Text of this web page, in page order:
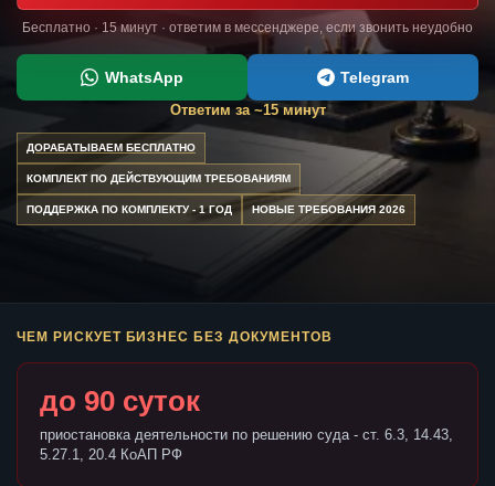
Бесплатно · 15 минут · ответим в мессенджере, если звонить неудобно
WhatsApp Telegram
Ответим за ~15 минут
ДОРАБАТЫВАЕМ БЕСПЛАТНО
КОМПЛЕКТ ПО ДЕЙСТВУЮЩИМ ТРЕБОВАНИЯМ
ПОДДЕРЖКА ПО КОМПЛЕКТУ - 1 ГОД НОВЫЕ ТРЕБОВАНИЯ 2026
ЧЕМ РИСКУЕТ БИЗНЕС БЕЗ ДОКУМЕНТОВ
до 90 суток
приостановка деятельности по решению суда - ст. 6.3, 14.43,
5.27.1, 20.4 КоАП РФ